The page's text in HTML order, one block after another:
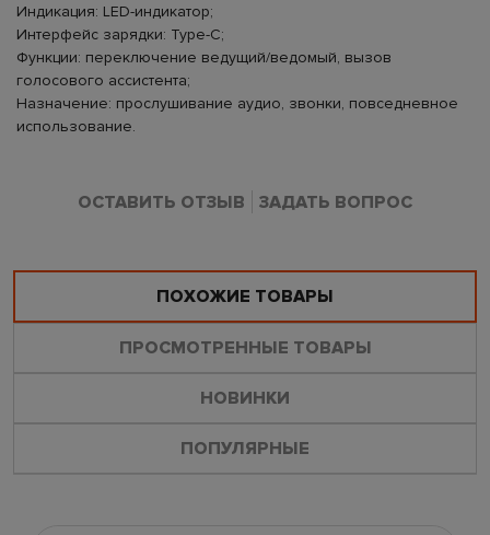
Индикация: LED-индикатор;
Интерфейс зарядки: Type-C;
Функции: переключение ведущий/ведомый, вызов
голосового ассистента;
Назначение: прослушивание аудио, звонки, повседневное
использование.
ОСТАВИТЬ ОТЗЫВ ЗАДАТЬ ВОПРОС
ПОХОЖИЕ ТОВАРЫ
ПРОСМОТРЕННЫЕ ТОВАРЫ
НОВИНКИ
ПОПУЛЯРНЫЕ